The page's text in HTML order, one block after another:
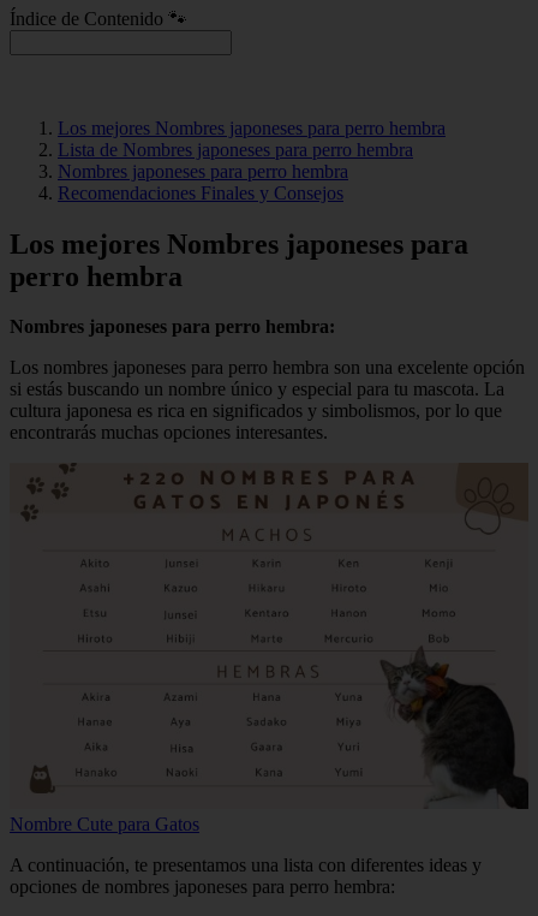
Índice de Contenido 🐾
Los mejores Nombres japoneses para perro hembra
Lista de Nombres japoneses para perro hembra
Nombres japoneses para perro hembra
Recomendaciones Finales y Consejos
Los mejores Nombres japoneses para
perro hembra
Nombres japoneses para perro hembra:
Los nombres japoneses para perro hembra son una excelente opción
si estás buscando un nombre único y especial para tu mascota. La
cultura japonesa es rica en significados y simbolismos, por lo que
encontrarás muchas opciones interesantes.
Nombre Cute para Gatos
A continuación, te presentamos una lista con diferentes ideas y
opciones de nombres japoneses para perro hembra: